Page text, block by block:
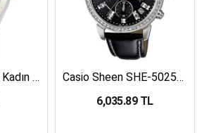
Adidas ADH2504 Kadın Kol Saati
Casio Sheen SHE-5025BL-1ADR Kadın Kol Saati
6,035.89 TL